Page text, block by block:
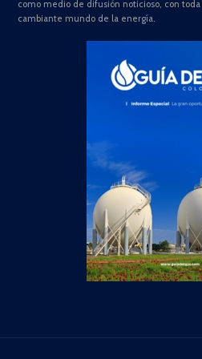
como medio de difusión noticioso, con
cambiante mundo de la energía.